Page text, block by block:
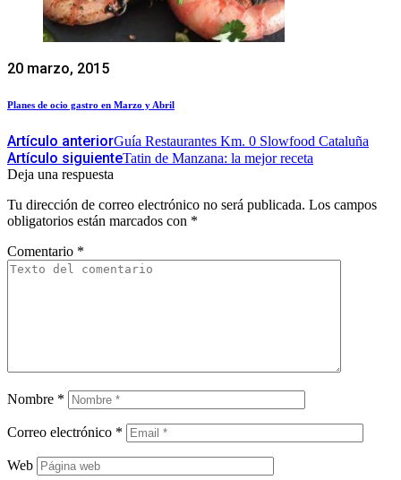
20 marzo, 2015
Planes de ocio gastro en Marzo y Abril
Artículo anteriorGuía Restaurantes Km. 0 Slowfood Cataluña
Artículo siguienteTatin de Manzana: la mejor receta
Deja una respuesta
Tu dirección de correo electrónico no será publicada. Los campos
obligatorios están marcados con *
Comentario *
Nombre *
Correo electrónico *
Web